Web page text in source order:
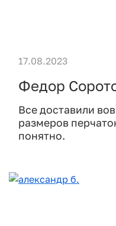
Федор
Все доставили
размеров
понятно.
17.08.2023